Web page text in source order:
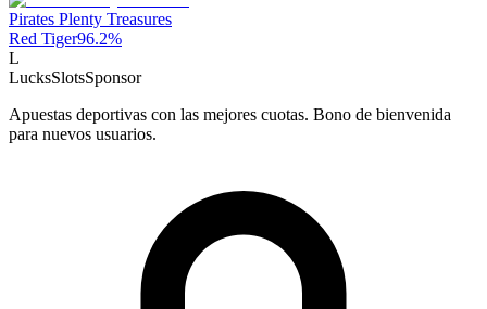
Pirates Plenty Treasures
Red Tiger96.2%
L
LucksSlotsSponsor
Apuestas deportivas con las mejores cuotas. Bono de bienvenida
para nuevos usuarios.